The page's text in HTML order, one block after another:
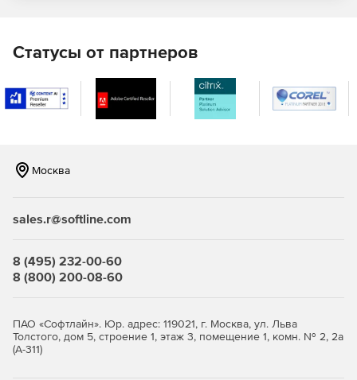
SunRav WEB Class.Complete– комплексное решение.
Редакция может быть использована как система
дистанционного обучения (СДО). Включает в себя
продукты WEB Class.Test и WEB Class.Book.
Управление пользователями: создание,
Организация пользователей в группы.
Ограничение прав пользователей, предоставлением
им определенных возможностей (например:
тестирование, работа с тестами, создание отчетов и т.
Управление конфигурацией.
Статусы от партнеров
Москва
sales.r@softline.com
8 (495) 232-00-60
8 (800) 200-08-60
ПАО «Софтлайн». Юр. адрес: 119021, г. Москва, ул. Льва
Толстого, дом 5, строение 1, этаж 3, помещение 1, комн. № 2, 2а
(А-311)